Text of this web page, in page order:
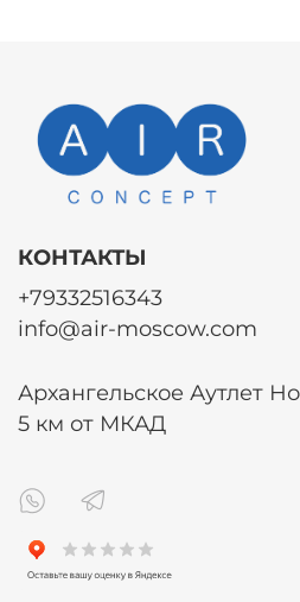
КОНТАКТЫ
+79332516343
info@air-moscow.com
Архангельское Аутлет
5 км от МКАД